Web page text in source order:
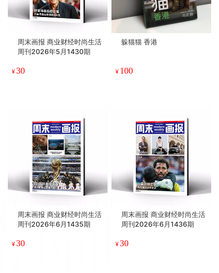
周末画报 商业财经时尚生活
周刊2026年5月1430期
¥30
躲猫猫 香港
¥ 100
周末画报 商业财经时尚生活
周刊2026年6月1435期
¥30
周末画报 商业财经时尚生活
周刊2026年6月1436期
¥30